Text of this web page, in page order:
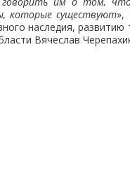
которые существуют»,
наследия,
Вячеслав